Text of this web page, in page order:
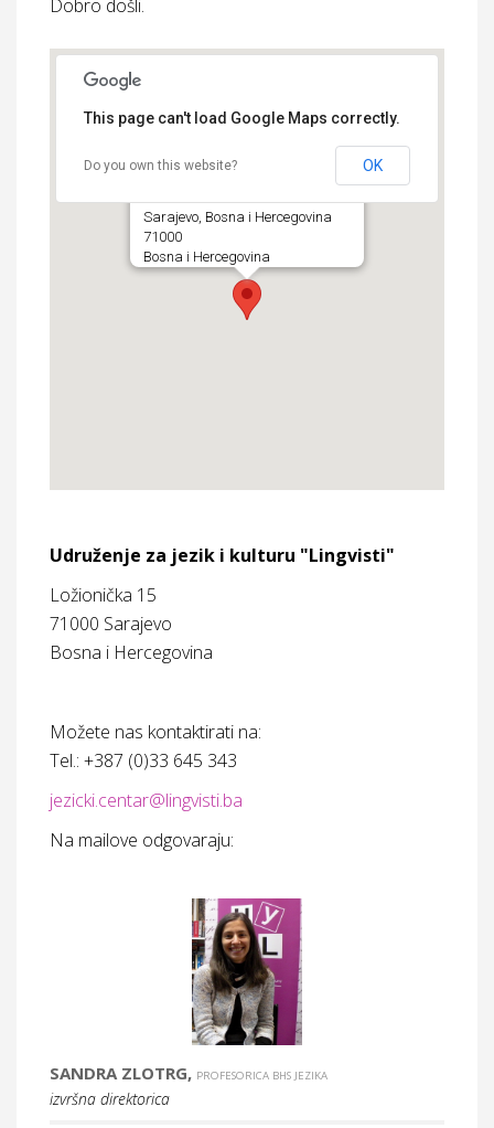
Dobro došli.
Sarajevo, Bosna i Hercegovina
71000
Bosna i Hercegovina
This page can't load Google Maps correctly.
Do you own this website? OK
Udruženje za jezik i kulturu "Lingvisti"
Ložionička 15
71000 Sarajevo
Bosna i Hercegovina
Možete nas kontaktirati na:
Tel.: +387 (0)33 645 343
jezicki.centar@lingvisti.ba
Na mailove odgovaraju:
SANDRA ZLOTRG, PROFESORICA BHS JEZIKA
izvršna direktorica